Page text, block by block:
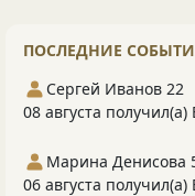
ПОСЛЕДНИЕ
Сергей Иванов 22
08 августа
Марина Денисова
06 августа